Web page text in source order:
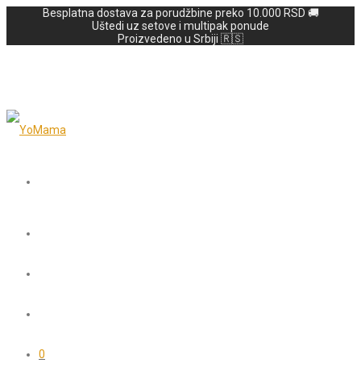
Besplatna dostava za porudžbine preko 10.000 RSD 🚚
Uštedi uz setove i multipak ponude
Proizvedeno u Srbiji 🇷🇸
0